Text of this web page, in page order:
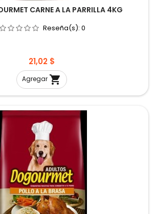
CARNE A LA PARRILLA 4KG
Reseña(s): 0
Precio
21,02 $
Agregar 